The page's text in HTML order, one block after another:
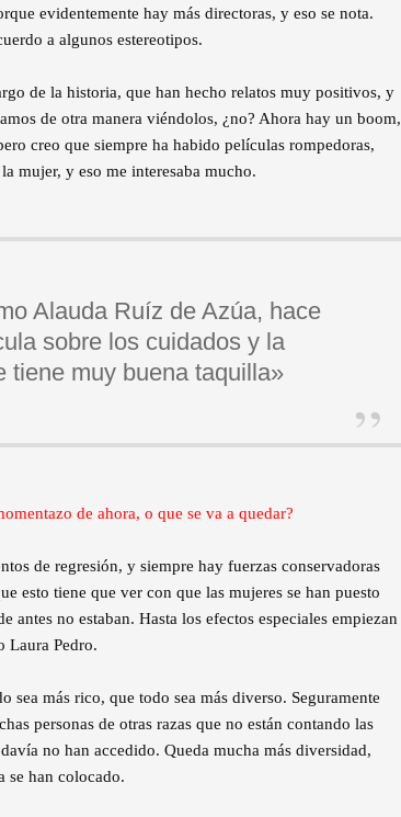
evidentemente hay más directoras, y eso se nota.
a algunos estereotipos.
de la historia, que han hecho relatos muy positivos, y
de otra manera viéndolos, ¿no? Ahora hay un boom,
creo que siempre ha habido películas rompedoras,
mujer, y eso me interesaba mucho.
Alauda Ruíz de Azúa, hace
sobre los cuidados y la
tiene muy buena taquilla»
de ahora, o que se va a quedar?
de regresión, y siempre hay fuerzas conservadoras
esto tiene que ver con que las mujeres se han puesto
antes no estaban. Hasta los efectos especiales empiezan
Laura Pedro.
sea más rico, que todo sea más diverso. Seguramente
personas de otras razas que no están contando las
no han accedido. Queda mucha más diversidad,
se han colocado.